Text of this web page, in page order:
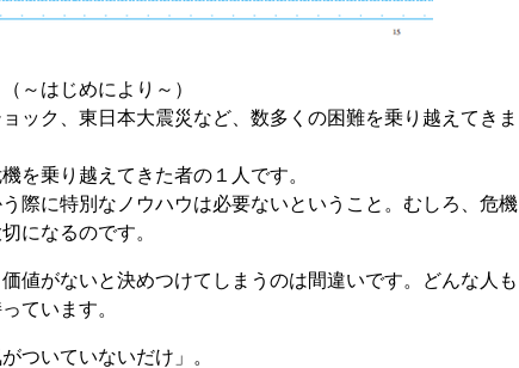
～はじめにより～）
ック、東日本大震災など、数多くの困難を乗り越えてきま
を乗り越えてきた者の１人です。
際に特別なノウハウは必要ないということ。むしろ、危機
になるのです。
値がないと決めつけてしまうのは間違いです。どんな人も
ています。
ついていないだけ」。